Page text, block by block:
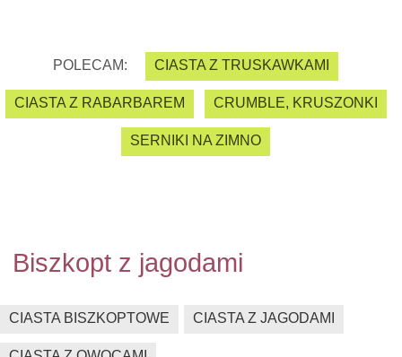
POLECAM: CIASTA Z TRUSKAWKAMI
CIASTA Z RABARBAREM CRUMBLE, KRUSZONKI
SERNIKI NA ZIMNO
Biszkopt z jagodami
CIASTA BISZKOPTOWE CIASTA Z JAGODAMI